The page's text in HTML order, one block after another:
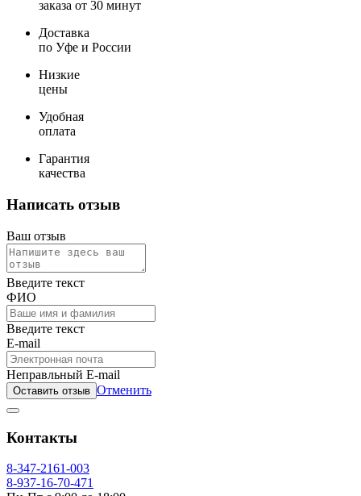
заказа от 30 минут
Доставка
по Уфе и России
Низкие
цены
Удобная
оплата
Гарантия
качества
Написать отзыв
Ваш отзыв
Введите текст
ФИО
Введите текст
E-mail
Неправльный E-mail
Оставить отзыв Отменить
Контакты
8-347-2161-003
8-937-16-70-471